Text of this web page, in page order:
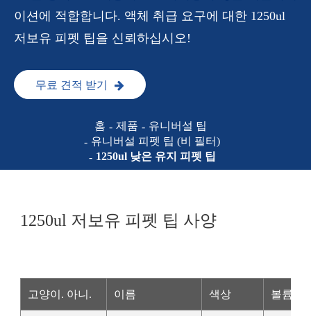
이션에 적합합니다. 액체 취급 요구에 대한 1250ul
저보유 피펫 팁을 신뢰하십시오!
무료 견적 받기
홈 제품
유니버설 팁
유니버설 피펫 팁 (비 필터)
1250ul 낮은 유지 피펫 팁
1250ul 저보유 피펫 팁 사양
고양이. 아니. 이름 색상 볼륨